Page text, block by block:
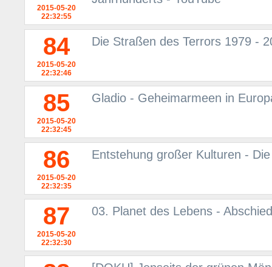
2015-05-20
22:32:55
84
2015-05-20
22:32:46
Die Straßen des Terrors 1979 -
85
2015-05-20
22:32:45
Gladio - Geheimarmeen in
86
2015-05-20
22:32:35
Entstehung großer Kulturen -
87
2015-05-20
22:32:30
03. Planet des Lebens -